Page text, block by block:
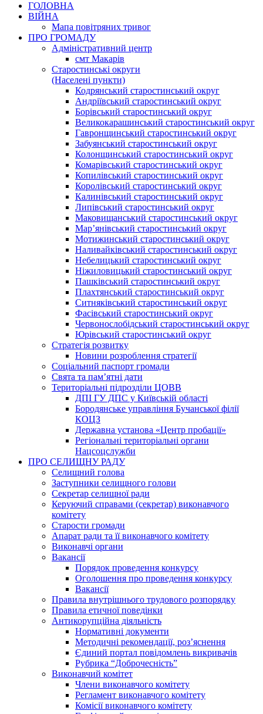
ГОЛОВНА
ВІЙНА
Мапа повітряних тривог
ПРО ГРОМАДУ
Aдміністративний центр
смт Макарів
Старостинські округи
(Населені пункти)
Кодрянський старостинський округ
Андріївський старостинський округ
Борівський старостинський округ
Великокарашинський старостинський округ
Гавронщинський старостинський округ
Забуянський старостинський округ
Колонщинський старостинський округ
Комарівський старостинський округ
Копилівський старостинський округ
Королівський старостинський округ
Калинівський старостинський округ
Липівський старостинський округ
Маковищанський старостинський округ
Мар’янівський старостинський округ
Мотижинський старостинський округ
Наливайківський старостинський округ
Небелицький старостинський округ
Ніжиловицький старостинський округ
Пашківський старостинський округ
Плахтянський старостинський округ
Ситняківський старостинський округ
Фасівський старостинський округ
Червонослобідський старостинський округ
Юрівський старостинський округ
Стратегія розвитку
Новини розроблення стратегії
Соціальний паспорт громади
Свята та пам’ятні дати
Територіальні підрозділи ЦОВВ
ДПІ ГУ ДПС у Київській області
Бородянське управління Бучанської філії
КОЦЗ
Державна установа «Центр пробації»
Регіональні територіальні органи
Нацсоцслужби
ПРО СЕЛИЩНУ РАДУ
Селищний голова
Заступники селищного голови
Секретар селищної ради
Керуючий справами (секретар) виконавчого
комітету
Старости громади
Апарат ради та її виконавчого комітету
Виконавчі органи
Вакансії
Порядок проведення конкурсу
Оголошення про проведення конкурсу
Вакансії
Правила внутрішнього трудового розпорядку
Правила етичної поведінки
Антикорупційна діяльність
Нормативні документи
Методичні рекомендації, роз’яснення
Єдиний портал повідомлень викривачів
Рубрика “Доброчесність”
Виконавчий комітет
Члени виконавчого комітету
Регламент виконавчого комітету
Комісії виконавчого комітету